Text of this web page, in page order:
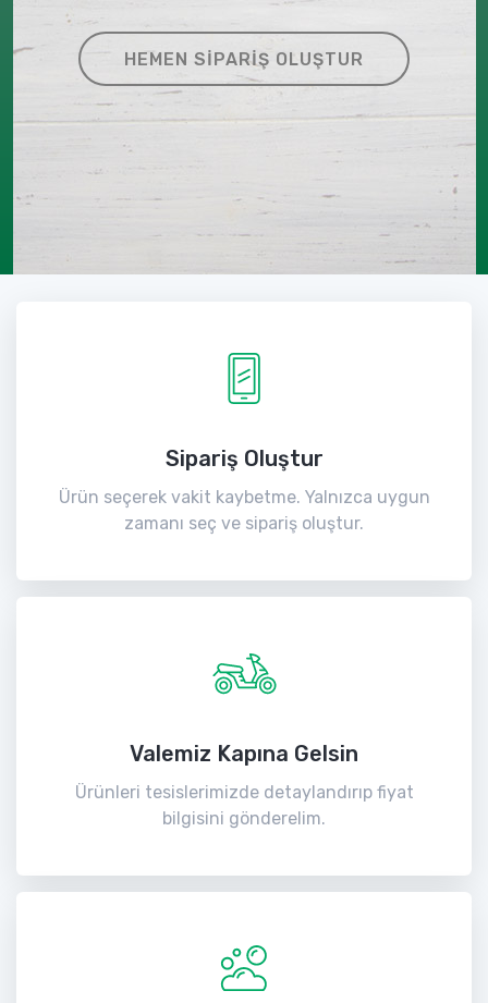
HEMEN SIPARIŞ OLUŞTUR
Sipariş Oluştur
Ürün seçerek vakit kaybetme. Yalnızca uygun
zamanı seç ve sipariş oluştur.
Valemiz Kapına Gelsin
Ürünleri tesislerimizde detaylandırıp fiyat
bilgisini gönderelim.